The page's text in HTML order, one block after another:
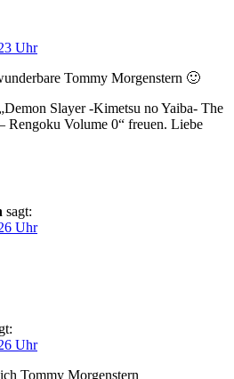
Uhr
Tommy Morgenstern 🙂
Slayer -Kimetsu no Yaiba- The
Rengoku Volume 0“ freuen. Liebe
sagt:
Uhr
Uhr
Tommy Morgenstern